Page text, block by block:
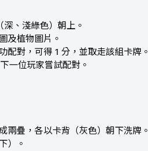
、淺綠色）朝上。
及植物圖片。
配對，可得 1 分，並取走該組卡牌。
一位玩家嘗試配對。
兩疊，各以卡背（灰色）朝下洗牌。
）。